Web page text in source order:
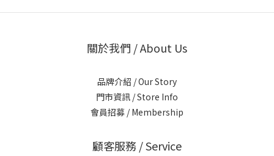
關於我們 / About Us
品牌介紹 / Our Story
門市資訊 / Store Info
會員招募 / Membership
顧客服務 / Service